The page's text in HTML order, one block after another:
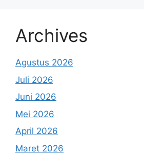
Archives
Agustus 2026
Juli 2026
Juni 2026
Mei 2026
April 2026
Maret 2026